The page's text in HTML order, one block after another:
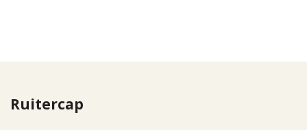
Ruitercap